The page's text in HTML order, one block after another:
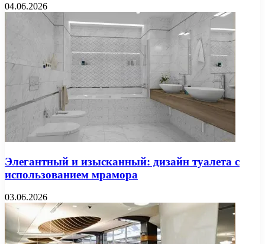
04.06.2026
Элегантный и изысканный: дизайн туалета с
использованием мрамора
03.06.2026